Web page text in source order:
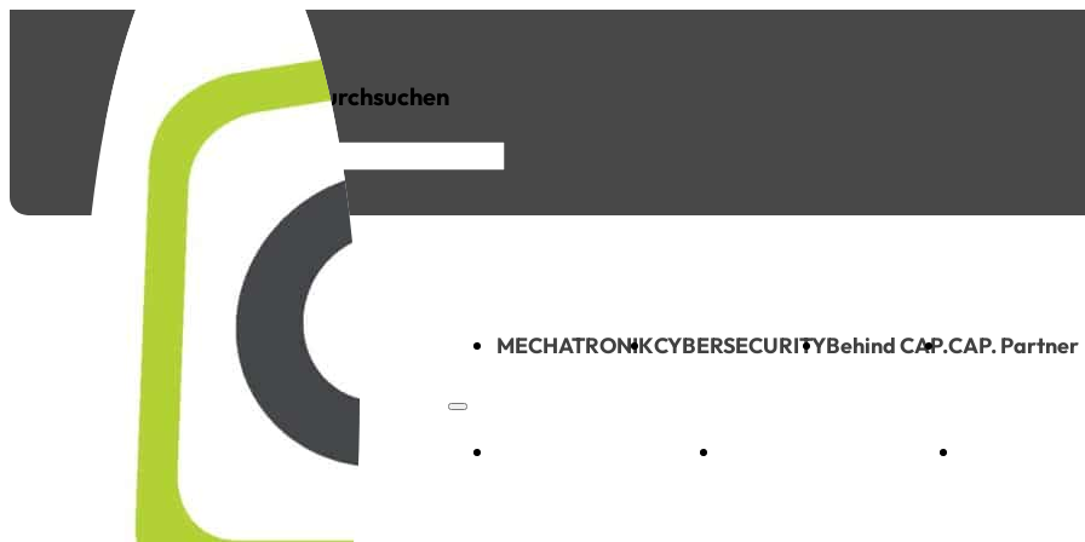
FAQs News
Seite durchsuchen
MECHATRONIKCYBERSECURITYBehind CAP.CAP. Partner